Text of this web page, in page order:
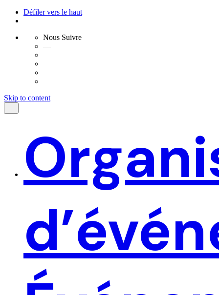
Défiler vers le haut
Nous Suivre
—
Skip to content